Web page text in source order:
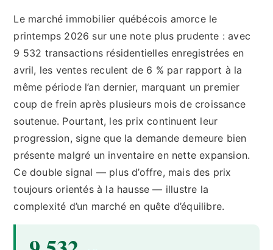
Le marché immobilier québécois amorce le
printemps 2026 sur une note plus prudente : avec
9 532 transactions résidentielles enregistrées en
avril, les ventes reculent de 6 % par rapport à la
même période l’an dernier, marquant un premier
coup de frein après plusieurs mois de croissance
soutenue. Pourtant, les prix continuent leur
progression, signe que la demande demeure bien
présente malgré un inventaire en nette expansion.
Ce double signal — plus d’offre, mais des prix
toujours orientés à la hausse — illustre la
complexité d’un marché en quête d’équilibre.